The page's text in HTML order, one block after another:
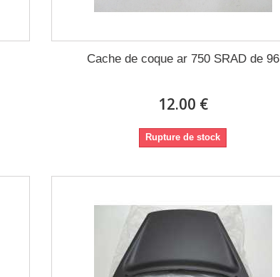
Cache de coque ar 750 SRAD de 96
12.00 €
Rupture de stock